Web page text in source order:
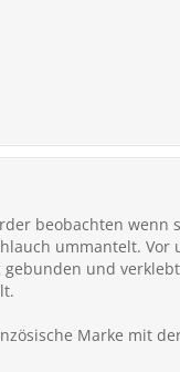
beobachten wenn
ummantelt.
und
Marke mit